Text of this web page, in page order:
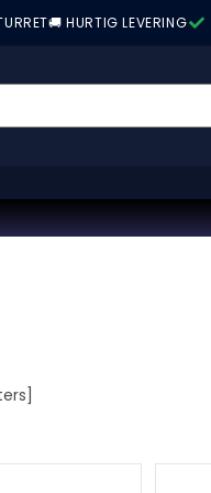
🚚 HURTIG LEVERING